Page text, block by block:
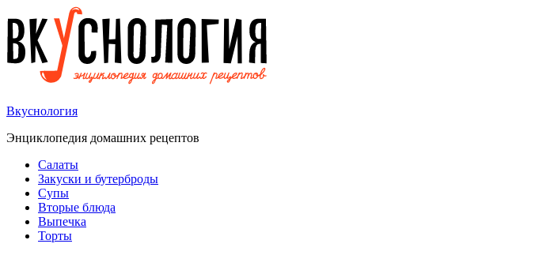
Вкуснология
Энциклопедия домашних рецептов
Салаты
Закуски и бутерброды
Супы
Вторые блюда
Выпечка
Торты